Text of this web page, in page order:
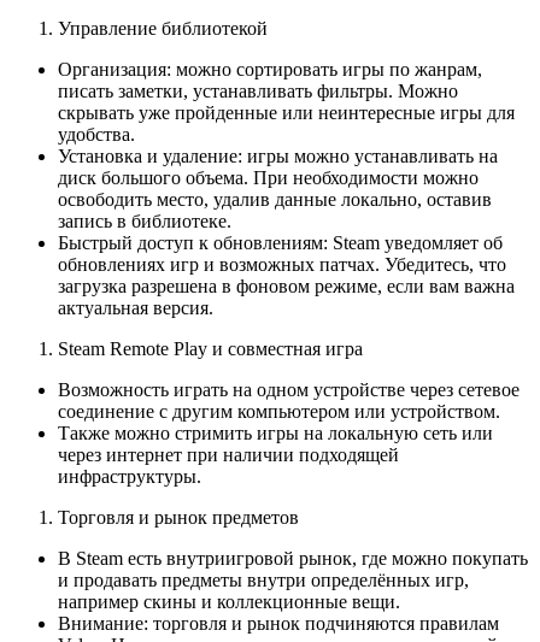
Управление библиотекой
Организация: можно сортировать игры по жанрам,
писать заметки, устанавливать фильтры. Можно
скрывать уже пройденные или неинтересные игры для
удобства.
Установка и удаление: игры можно устанавливать на
диск большого объема. При необходимости можно
освободить место, удалив данные локально, оставив
запись в библиотеке.
Быстрый доступ к обновлениям: Steam уведомляет об
обновлениях игр и возможных патчах. Убедитесь, что
загрузка разрешена в фоновом режиме, если вам важна
актуальная версия.
Steam Remote Play и совместная игра
Возможность играть на одном устройстве через сетевое
соединение с другим компьютером или устройством.
Также можно стримить игры на локальную сеть или
через интернет при наличии подходящей
инфраструктуры.
Торговля и рынок предметов
В Steam есть внутриигровой рынок, где можно покупать
и продавать предметы внутри определённых игр,
например скины и коллекционные вещи.
Внимание: торговля и рынок подчиняются правилам